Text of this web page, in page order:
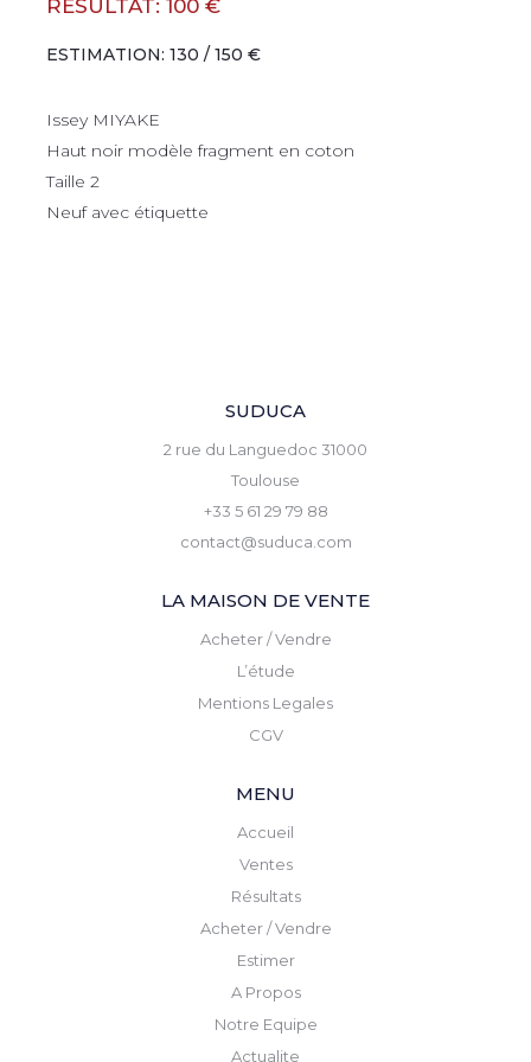
RÉSULTAT: 100 €
ESTIMATION: 130 / 150 €
Issey MIYAKE
Haut noir modèle fragment en coton
Taille 2
Neuf avec étiquette
SUDUCA
2 rue du Languedoc 31000
Toulouse
+33 5 61 29 79 88
contact@suduca.com
LA MAISON DE VENTE
Acheter / Vendre
L’étude
Mentions Legales
CGV
MENU
Accueil
Ventes
Résultats
Acheter / Vendre
Estimer
A Propos
Notre Equipe
Actualite